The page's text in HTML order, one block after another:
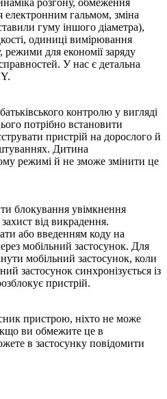
розгону, обмеження
електронним гальмом, зміна
гуму іншого діаметра),
одиниці вимірювання
режими для економії заряду
У нас є детальна
контролю у вигляді
потрібно встановити
пристрій на дорослого й
Дитина
режимі й не зможе змінити це
блокування увімкнення
від викрадення.
або введенням коду на
мобільний застосунок. Для
мобільний застосунок, коли
застосунок синхронізується із
пристрій.
пристрою, ніхто не може
ви обмежите це в
в застосунку повідомити